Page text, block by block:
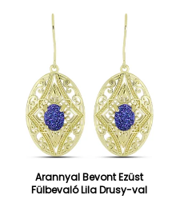
Arannyal Bevont Ezüst
Fülbevaló Lila Drusy-val